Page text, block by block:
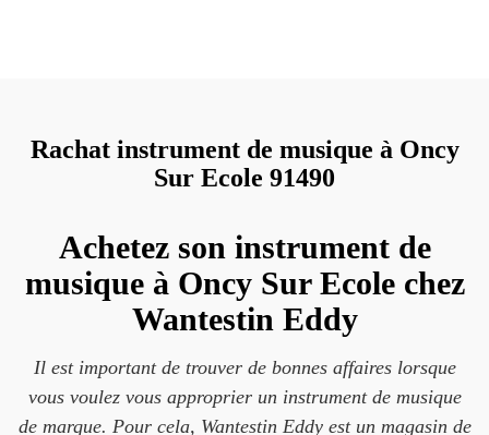
Rachat instrument de musique à Oncy
Sur Ecole 91490
Achetez son instrument de
musique à Oncy Sur Ecole chez
Wantestin Eddy
Il est important de trouver de bonnes affaires lorsque
vous voulez vous approprier un instrument de musique
de marque. Pour cela, Wantestin Eddy est un magasin de